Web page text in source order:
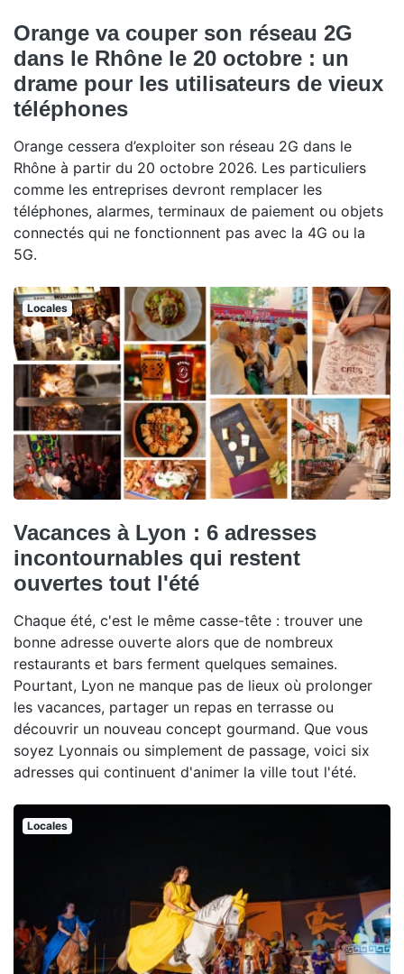
Orange va couper son réseau 2G
dans le Rhône le 20 octobre : un
drame pour les utilisateurs de vieux
téléphones
Orange cessera d’exploiter son réseau 2G dans le
Rhône à partir du 20 octobre 2026. Les particuliers
comme les entreprises devront remplacer les
téléphones, alarmes, terminaux de paiement ou objets
connectés qui ne fonctionnent pas avec la 4G ou la
5G.
Locales
Vacances à Lyon : 6 adresses
incontournables qui restent
ouvertes tout l'été
Chaque été, c'est le même casse-tête : trouver une
bonne adresse ouverte alors que de nombreux
restaurants et bars ferment quelques semaines.
Pourtant, Lyon ne manque pas de lieux où prolonger
les vacances, partager un repas en terrasse ou
découvrir un nouveau concept gourmand. Que vous
soyez Lyonnais ou simplement de passage, voici six
adresses qui continuent d'animer la ville tout l'été.
Locales